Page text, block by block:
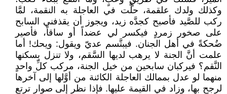
وكذلك ولدك علقمة، حلَّت في العاجلة به النقمة، لمَّا
ركب للصَّيد فأصبح كجدَّه زيد، ويجوز أن يقذفني السابح
على صخور زمردٍ فيكسر لي عضداً أو ساقاً، فأصير
ضُحكةً في أهل الجنان. فيبتَّسم عديّ ويقول: ويحك! أما
علمت أنَّ الجنة لا يرهب لديها السَّقم، ولا تنزل بسكنها
النَّقم؟ فيركبان سابحين من خيل الجنة، مركب كلِّ واحدٍ
منهما لو عدل بممالك العاجلة الكائنة من أوَّلها إلى آخرها
لرجح بها، وزاد في القيمة عليها. فإذا نظر إلى صوار ترتع